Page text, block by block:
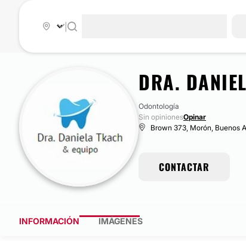
DRA.
Odontología
Sin opinionesOpinar
Brown 373, Morón, Buenos
CONTACTAR
INFORMACIÓN IMÁGENES